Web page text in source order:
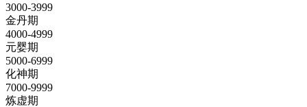
3000-3999
金丹期
4000-4999
元婴期
5000-6999
化神期
7000-9999
炼虚期